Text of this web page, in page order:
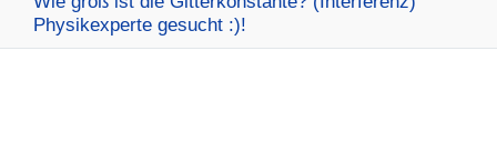
Physikexperte gesucht :)!